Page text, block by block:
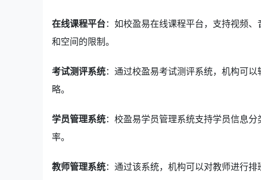
在线课程平台：如校盈易在线课程平台，支持视频
和空间的限制。
考试测评系统：通过校盈易考试测评系统，机构可
略。
学员管理系统：校盈易学员管理系统支持学员信息
率。
教师管理系统：通过该系统，机构可以对教师进行